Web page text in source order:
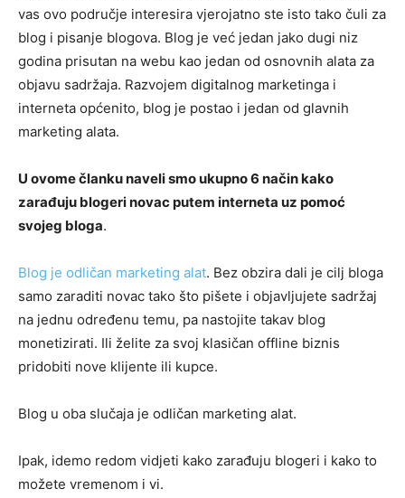
vas ovo područje interesira vjerojatno ste isto tako čuli za
blog i pisanje blogova. Blog je već jedan jako dugi niz
godina prisutan na webu kao jedan od osnovnih alata za
objavu sadržaja. Razvojem digitalnog marketinga i
interneta općenito, blog je postao i jedan od glavnih
marketing alata.
U ovome članku naveli smo ukupno 6 način kako
zarađuju blogeri novac putem interneta uz pomoć
svojeg bloga.
Blog je odličan marketing alat. Bez obzira dali je cilj bloga
samo zaraditi novac tako što pišete i objavljujete sadržaj
na jednu određenu temu, pa nastojite takav blog
monetizirati. Ili želite za svoj klasičan offline biznis
pridobiti nove klijente ili kupce.
Blog u oba slučaja je odličan marketing alat.
Ipak, idemo redom vidjeti kako zarađuju blogeri i kako to
možete vremenom i vi.